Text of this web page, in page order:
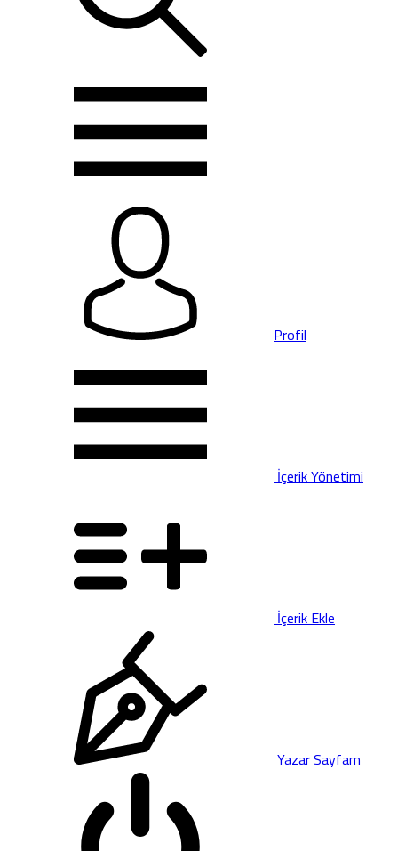
Profil
İçerik Yönetimi
İçerik Ekle
Yazar Sayfam